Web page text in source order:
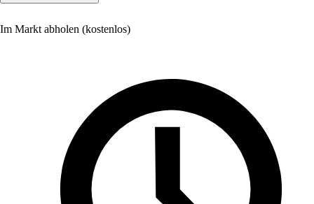
Im Markt abholen (kostenlos)